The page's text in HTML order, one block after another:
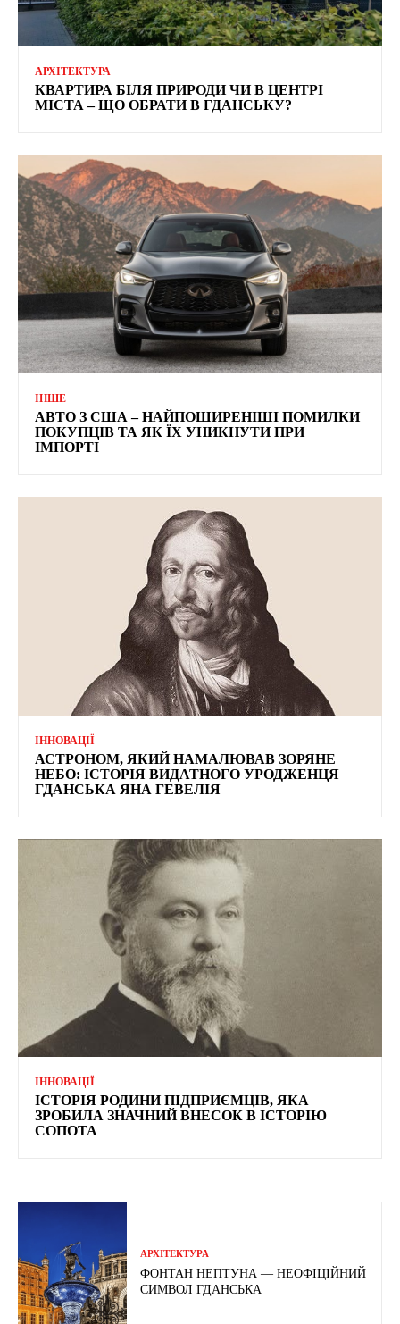
АРХІТЕКТУРА
КВАРТИРА БІЛЯ ПРИРОДИ ЧИ В ЦЕНТРІ
МІСТА – ЩО ОБРАТИ В ГДАНСЬКУ?
ІНШЕ
АВТО З США – НАЙПОШИРЕНІШІ ПОМИЛКИ
ПОКУПЦІВ ТА ЯК ЇХ УНИКНУТИ ПРИ
ІМПОРТІ
ІННОВАЦІЇ
АСТРОНОМ, ЯКИЙ НАМАЛЮВАВ ЗОРЯНЕ
НЕБО: ІСТОРІЯ ВИДАТНОГО УРОДЖЕНЦЯ
ГДАНСЬКА ЯНА ГЕВЕЛІЯ
ІННОВАЦІЇ
ІСТОРІЯ РОДИНИ ПІДПРИЄМЦІВ, ЯКА
ЗРОБИЛА ЗНАЧНИЙ ВНЕСОК В ІСТОРІЮ
СОПОТА
АРХІТЕКТУРА
ФОНТАН НЕПТУНА — НЕОФІЦІЙНИЙ
СИМВОЛ ГДАНСЬКА